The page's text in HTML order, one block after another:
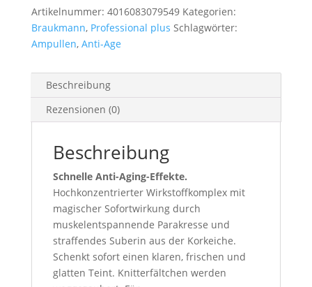
Artikelnummer: 4016083079549 Kategorien:
Braukmann, Professional plus Schlagwörter:
Ampullen, Anti-Age
Beschreibung
Rezensionen (0)
Beschreibung
Schnelle Anti-Aging-Effekte.
Hochkonzentrierter Wirkstoffkomplex mit
magischer Sofortwirkung durch
muskelentspannende Parakresse und
straffendes Suberin aus der Korkeiche.
Schenkt sofort einen klaren, frischen und
glatten Teint. Knitterfältchen werden